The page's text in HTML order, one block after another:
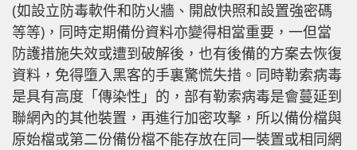
(如設立防毒軟件和防火牆、開啟快照和設置強密碼
等等)，同時定期備份資料亦變得相當重要，一但當
防護措施失效或遭到破解後，也有後備的方案去恢復
資料，免得墮入黑客的手裏驚慌失措。同時勒索病毒
是具有高度「傳染性」的，部有勒索病毒是會蔓延到
聯網內的其他裝置，再進行加密攻擊，所以備份檔與
原始檔或第二份備份檔不能存放在同一裝置或相同網